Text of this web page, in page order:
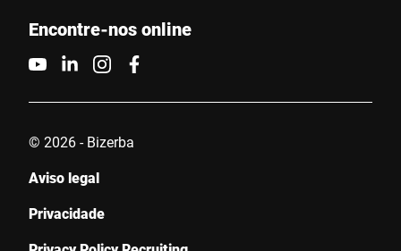
Encontre-nos online
© 2026 - Bizerba
Aviso legal
Privacidade